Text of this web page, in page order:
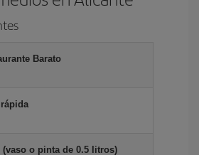
Barato
(vaso o pinta de 0.5 litros)